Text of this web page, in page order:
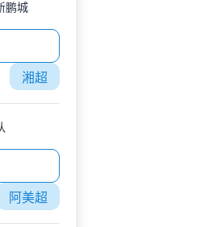
鹏城
湘超
阿美超